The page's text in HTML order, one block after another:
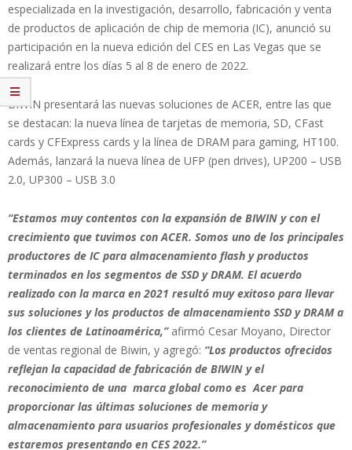
especializada en la investigación, desarrollo, fabricación y venta
de productos de aplicación de chip de memoria (IC), anunció su
participación en la nueva edición del CES en Las Vegas que se
realizará entre los días 5 al 8 de enero de 2022.
BIWIN presentará las nuevas soluciones de ACER, entre las que
se destacan: la nueva línea de tarjetas de memoria, SD, CFast
cards y CFExpress cards y la línea de DRAM para gaming, HT100.
Además, lanzará la nueva línea de UFP (pen drives), UP200 – USB
2.0, UP300 – USB 3.0
“Estamos muy contentos con la expansión de BIWIN y con el
crecimiento que tuvimos con ACER. Somos uno de los principales
productores de IC para almacenamiento flash y productos
terminados en los segmentos de SSD y DRAM. El acuerdo
realizado con la marca en 2021 resultó muy exitoso para llevar
sus soluciones y los productos de almacenamiento SSD y DRAM a
los clientes de Latinoamérica,” afirmó Cesar Moyano, Director
de ventas regional de Biwin, y agregó: “Los productos ofrecidos
reflejan la capacidad de fabricación de BIWIN y el
reconocimiento de una marca global como es Acer para
proporcionar las últimas soluciones de memoria y
almacenamiento para usuarios profesionales y domésticos que
estaremos presentando en CES 2022.”